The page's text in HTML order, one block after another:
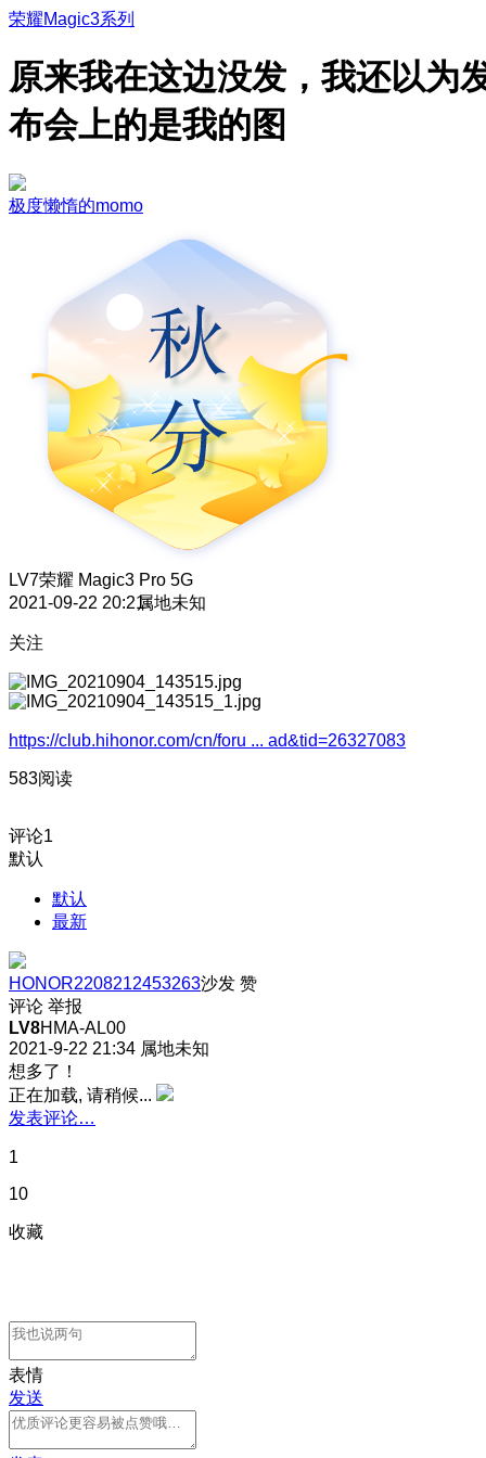
荣耀Magic3系列
原来我在这边没发，我还以为
布会上的是我的图
极度懒惰的momo
LV7荣耀 Magic3 Pro 5G
2021-09-22 20:21属地未知
关注
https://club.hihonor.com/cn/foru ... ad&tid=26327083
583阅读
评论1
默认
默认
最新
HONOR2208212453263沙发 赞
评论 举报
LV8HMA-AL00
2021-9-22 21:34 属地未知
想多了！
正在加载, 请稍候...
发表评论…
1
10
收藏
表情
发送